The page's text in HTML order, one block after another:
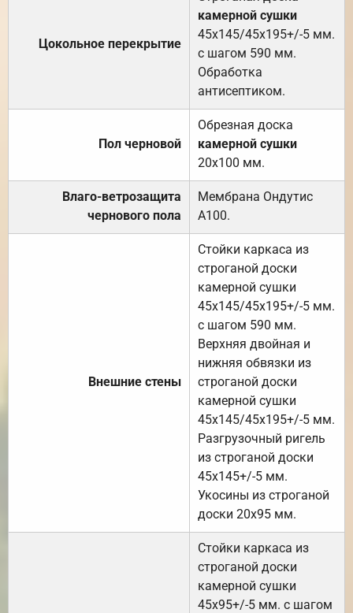
Цокольное перекрытие
камерной сушки
45х145/45х195+/-5 мм.
с шагом 590 мм.
Обработка
антисептиком.
Пол черновой
Обрезная доска
камерной сушки
20х100 мм.
Влаго-ветрозащита
чернового пола
Мембрана Ондутис
А100.
Внешние стены
Стойки каркаса из
строганой доски
камерной сушки
45х145/45х195+/-5 мм.
с шагом 590 мм.
Верхняя двойная и
нижняя обвязки из
строганой доски
камерной сушки
45х145/45х195+/-5 мм.
Разгрузочный ригель
из строганой доски
45х145+/-5 мм.
Укосины из строганой
доски 20х95 мм.
Стойки каркаса из
строганой доски
камерной сушки
45х95+/-5 мм. с шагом